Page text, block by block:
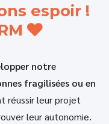
espoir !
notre
fragilisées ou en
réussir leur projet
leur autonomie.